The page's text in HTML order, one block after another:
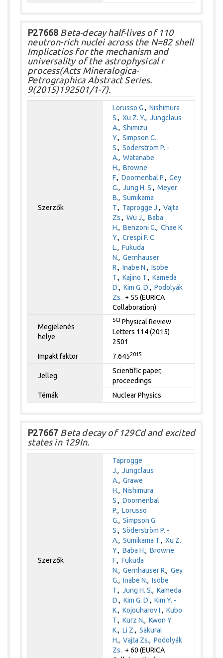
P27668 Beta-decay half-lives of 110
neutron-rich nuclei across the N=82 shell
Implicatios for the mechanism and
universality of the astrophysical r
process(Acts Mineralogica-
Petrographica Abstract Series.
9(2015)192501/1-7).
Szerzők
Lorusso G.,Nishimura
S.,Xu Z. Y.,Jungclaus
A.,Shimizu
Y.,Simpson G.
S.,Söderström P. -
A.,Watanabe
H.,Browne
F.,Doornenbal P.,Gey
G.,Jung H. S.,Meyer
B.,Sumikama
T., Taprogge J.,Vajta
Zs.,Wu J.,Baba
H.,Benzoni G.,Chae K.
Y.,Crespi F. C.
L.,Fukuda
N.,Gernhauser
R.,Inabe N.,Isobe
T.,Kajino T.,Kameda
D.,Kim G. D.,Podolyák
Zs. + 55 (EURICA
Collaboration)
Megjelenés
helye
SCI Physical Review
Letters 114 (2015)
2501
Impakt faktor
7.6452015
Jelleg
Scientific paper,
proceedings
Témák
Nuclear Physics
P27667 Beta decay of 129Cd and excited
states in 129In.
Szerzők
Taprogge
J.,Jungclaus
A.,Grawe
H.,Nishimura
S.,Doornenbal
P.,Lorusso
G.,Simpson G.
S.,Söderström P. -
A.,Sumikama T.,Xu Z.
Y.,Baba H.,Browne
F.,Fukuda
N.,Gernhauser R.,Gey
G.,Inabe N.,Isobe
T.,Jung H. S.,Kameda
D.,Kim G. D.,Kim Y. -
K.,Kojouharov I.,Kubo
T.,Kurz N.,Kwon Y.
K.,Li Z.,Sakurai
H.,Vajta Zs.,Podolyák
Zs. + 60 (EURICA